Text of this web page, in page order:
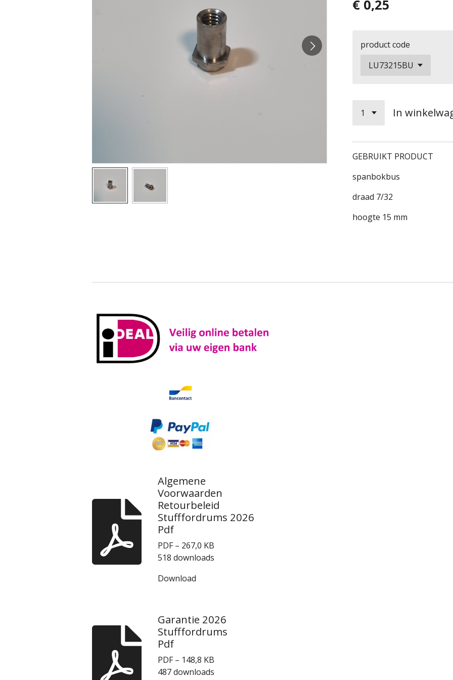
€ 0,25
product code
In
GEBRUIKT PRODUCT
spanbokbus
draad 7/32
hoogte 15 mm
Algemene
Voorwaarden
Retourbeleid
Stufffordrums 2026
Pdf
PDF – 267,0 KB
518 downloads
Download
Garantie 2026
Stufffordrums
Pdf
PDF – 148,8 KB
487 downloads